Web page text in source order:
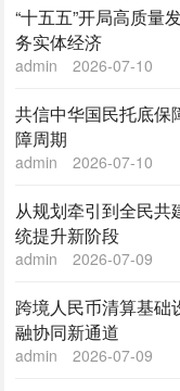
“十五五”开局高质量
务实体经济
admin 2026-07-10
共信中华国民托底保
障周期
admin 2026-07-10
从规划牵引到全民共
统提升新阶段
admin 2026-07-09
跨境人民币清算基础
融协同新通道
admin 2026-07-09